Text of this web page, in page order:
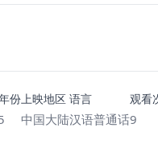
份上映地区
中国大陆
语言
汉语普通话
观看
9